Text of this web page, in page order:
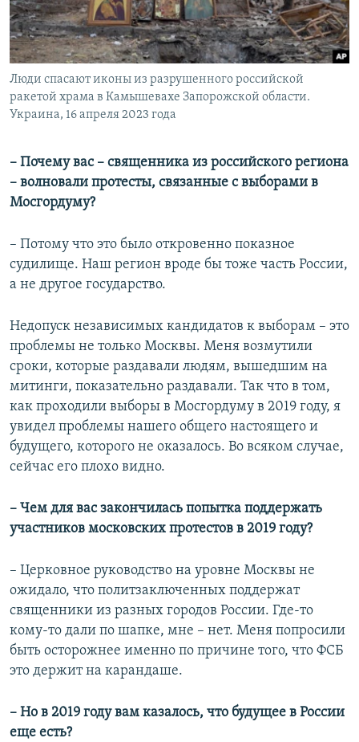
Люди спасают иконы из разрушенного российской
ракетой храма в Камышевахе Запорожской области.
Украина, 16 апреля 2023 года
– Почему вас – священника из российского региона
– волновали протесты, связанные с выборами в
Мосгордуму?
– Потому что это было откровенно показное
судилище. Наш регион вроде бы тоже часть России,
а не другое государство.
Недопуск независимых кандидатов к выборам – это
проблемы не только Москвы. Меня возмутили
сроки, которые раздавали людям, вышедшим на
митинги, показательно раздавали. Так что в том,
как проходили выборы в Мосгордуму в 2019 году, я
увидел проблемы нашего общего настоящего и
будущего, которого не оказалось. Во всяком случае,
сейчас его плохо видно.
– Чем для вас закончилась попытка поддержать
участников московских протестов в 2019 году?
– Церковное руководство на уровне Москвы не
ожидало, что политзаключенных поддержат
священники из разных городов России. Где-то
кому-то дали по шапке, мне – нет. Меня попросили
быть осторожнее именно по причине того, что ФСБ
это держит на карандаше.
– Но в 2019 году вам казалось, что будущее в России
еще есть?